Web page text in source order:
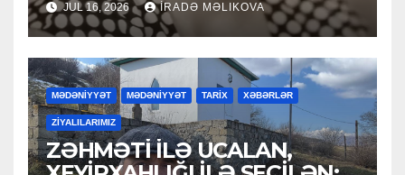
JUL 16, 2026 İRADƏ MƏLIKOVA
MƏDƏNİYYƏT MƏDƏNİYYƏT TARİX XƏBƏRLƏR
ZİYALILARIMIZ
ZƏHMƏTİ İLƏ UCALAN,